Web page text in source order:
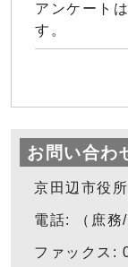
アンケート
す。
お問い合わ
京田辺市役
電話: （庶
ファックス: